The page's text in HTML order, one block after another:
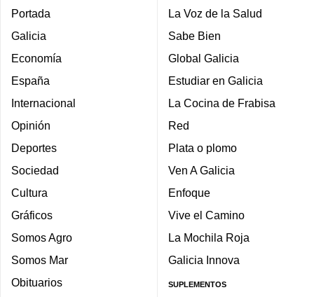
Portada
Galicia
Economía
España
Internacional
Opinión
Deportes
Sociedad
Cultura
Gráficos
Somos Agro
Somos Mar
Obituarios
La Voz de la Salud
Sabe Bien
Global Galicia
Estudiar en Galicia
La Cocina de Frabisa
Red
Plata o plomo
Ven A Galicia
Enfoque
Vive el Camino
La Mochila Roja
Galicia Innova
SUPLEMENTOS